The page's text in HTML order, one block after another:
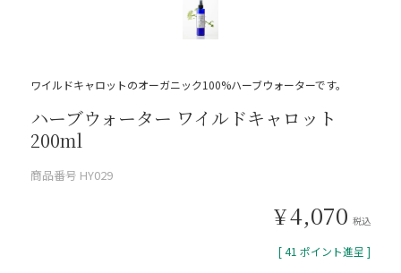
ワイルドキャロットのオーガニック100%ハーブウォーターです。
ハーブウォーター ワイルドキャロット
200ml
商品番号 HY029
¥4,070 税込
[41 ポイント進呈 ]